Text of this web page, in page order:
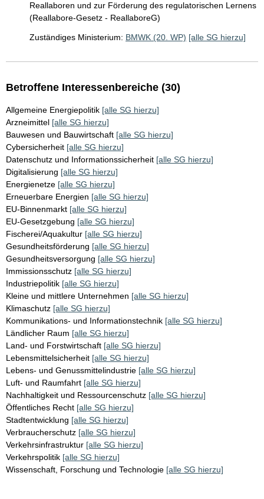
Reallaboren und zur Förderung des regulatorischen Lernens
(Reallabore-Gesetz - ReallaboreG)
Zuständiges Ministerium: BMWK (20. WP) [alle SG hierzu]
Betroffene Interessenbereiche (30)
Allgemeine Energiepolitik [alle SG hierzu]
Arzneimittel [alle SG hierzu]
Bauwesen und Bauwirtschaft [alle SG hierzu]
Cybersicherheit [alle SG hierzu]
Datenschutz und Informationssicherheit [alle SG hierzu]
Digitalisierung [alle SG hierzu]
Energienetze [alle SG hierzu]
Erneuerbare Energien [alle SG hierzu]
EU-Binnenmarkt [alle SG hierzu]
EU-Gesetzgebung [alle SG hierzu]
Fischerei/Aquakultur [alle SG hierzu]
Gesundheitsförderung [alle SG hierzu]
Gesundheitsversorgung [alle SG hierzu]
Immissionsschutz [alle SG hierzu]
Industriepolitik [alle SG hierzu]
Kleine und mittlere Unternehmen [alle SG hierzu]
Klimaschutz [alle SG hierzu]
Kommunikations- und Informationstechnik [alle SG hierzu]
Ländlicher Raum [alle SG hierzu]
Land- und Forstwirtschaft [alle SG hierzu]
Lebensmittelsicherheit [alle SG hierzu]
Lebens- und Genussmittelindustrie [alle SG hierzu]
Luft- und Raumfahrt [alle SG hierzu]
Nachhaltigkeit und Ressourcenschutz [alle SG hierzu]
Öffentliches Recht [alle SG hierzu]
Stadtentwicklung [alle SG hierzu]
Verbraucherschutz [alle SG hierzu]
Verkehrsinfrastruktur [alle SG hierzu]
Verkehrspolitik [alle SG hierzu]
Wissenschaft, Forschung und Technologie [alle SG hierzu]